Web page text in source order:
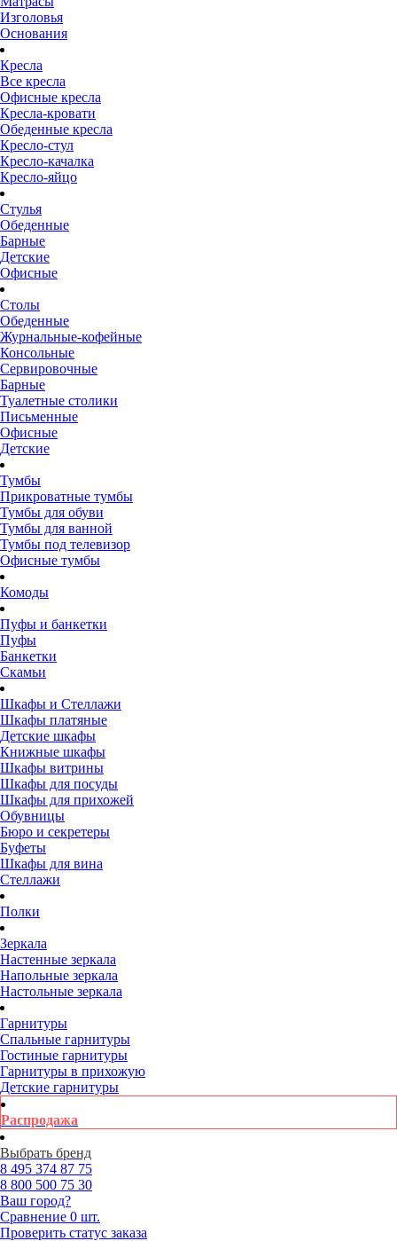
Изголовья
Основания
Кресла
Все кресла
Офисные кресла
Кресла-кровати
Обеденные кресла
Кресло-стул
Кресло-качалка
Кресло-яйцо
Стулья
Обеденные
Барные
Детские
Офисные
Столы
Обеденные
Журнальные-кофейные
Консольные
Сервировочные
Барные
Туалетные столики
Письменные
Офисные
Детские
Тумбы
Прикроватные тумбы
Тумбы для обуви
Тумбы для ванной
Тумбы под телевизор
Офисные тумбы
Комоды
Пуфы и банкетки
Пуфы
Банкетки
Скамьи
Шкафы и Стеллажи
Шкафы платяные
Детские шкафы
Книжные шкафы
Шкафы витрины
Шкафы для посуды
Шкафы для прихожей
Обувницы
Бюро и секретеры
Буфеты
Шкафы для вина
Стеллажи
Полки
Зеркала
Настенные зеркала
Напольные зеркала
Настольные зеркала
Гарнитуры
Спальные гарнитуры
Гостиные гарнитуры
Гарнитуры в прихожую
Детские гарнитуры
Распродажа
Выбрать бренд
8 495 374 87 75
8 800 500 75 30
Ваш город?
Сравнение 0 шт.
Проверить статус заказа